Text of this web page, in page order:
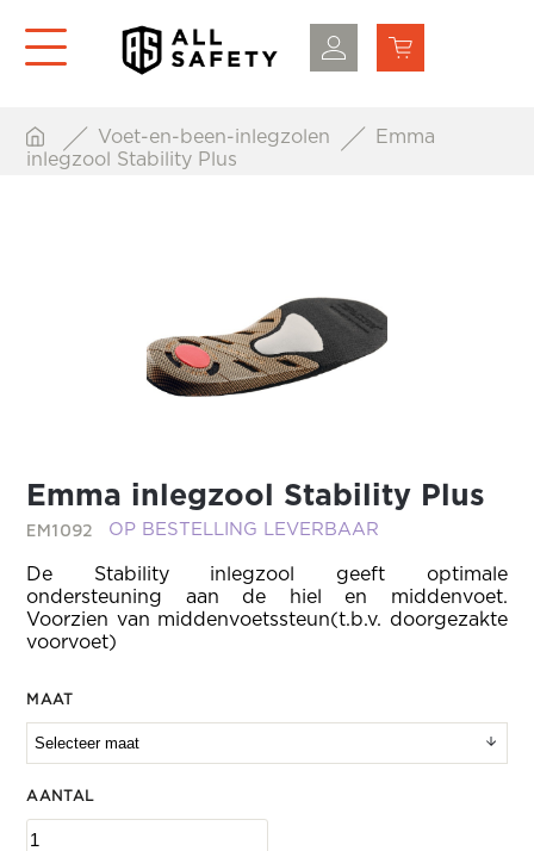
Voet-en-been-inlegzolen
Emma
inlegzool Stability Plus
Emma inlegzool Stability Plus
EM1092 OP BESTELLING LEVERBAAR
De Stability inlegzool geeft optimale
ondersteuning aan de hiel en middenvoet.
Voorzien van middenvoetssteun(t.b.v. doorgezakte
voorvoet)
MAAT
AANTAL